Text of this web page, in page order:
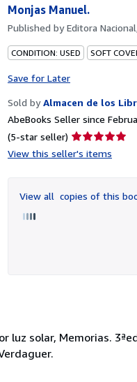
Monjas Manuel.
Published byEditora
CONDITION: USED SOFT
Save for Later
Sold by Almacen de los
AbeBooks Seller since
(5-star seller) Seller
rating
of
5
View this seller's items
View all copies of this
luz solar, Memorias.